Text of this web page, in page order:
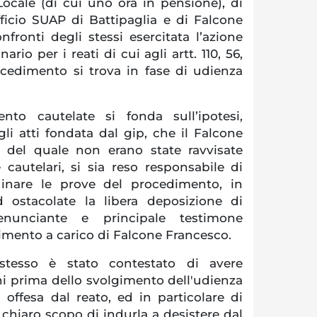
(di cui uno ora in pensione), di
SUAP di Battipaglia e di Falcone
degli stessi esercitata l’azione
per i reati di cui agli artt. 110, 56,
si trova in fase di udienza
cautelate si fonda sull’ipotesi,
atti fondata dal gip, che il Falcone
del quale non erano state ravvisate
cautelari, si sia reso responsabile di
le prove del procedimento, in
ostacolate la libera deposizione di
e principale testimone
a carico di Falcone Francesco.
è stato contestato di avere
prima dello svolgimento dell'udienza
offesa dal reato, ed in particolare di